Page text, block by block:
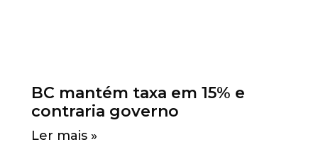
BC mantém taxa em 15% e
contraria governo
Ler mais »